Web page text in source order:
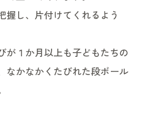
握し、片付けてくれるよう
が１か月以上も子どもたちの
なかなかくたびれた段ボール